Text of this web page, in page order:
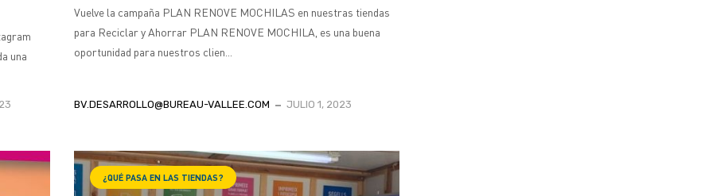
una
Vuelve la campaña PLAN RENOVE MOCHILAS en nuestras tiendas
para Reciclar y Ahorrar PLAN RENOVE MOCHILA, es una buena
oportunidad para nuestros clien...
BV.DESARROLLO@BUREAU-VALLEE.COM JULIO 1, 2023
¿QUÉ PASA EN LAS TIENDAS?